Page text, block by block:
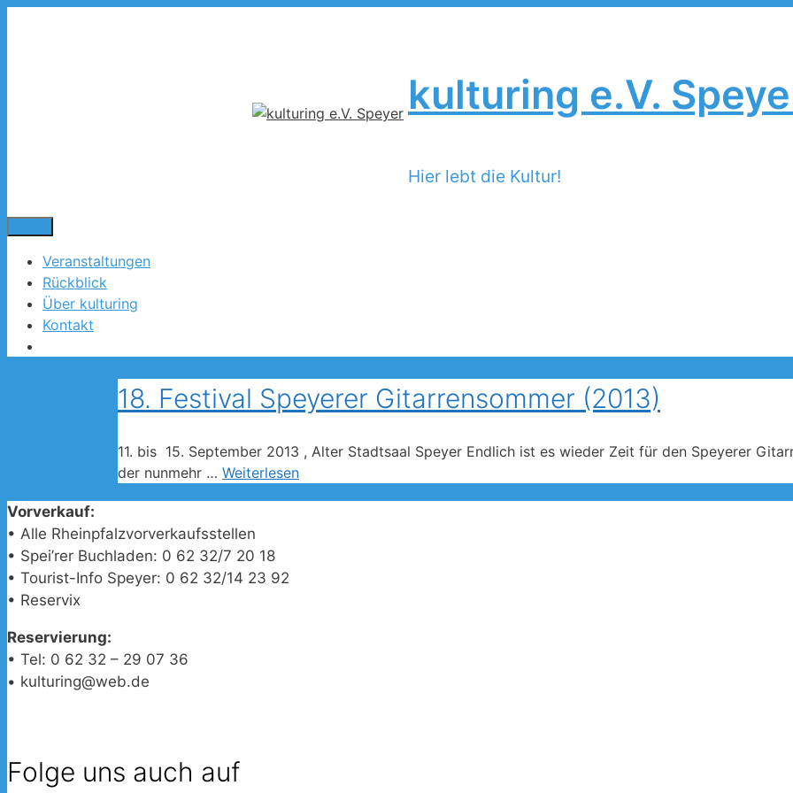
kulturing e.V.
Hier lebt die Kultur!
Veranstaltungen
Rückblick
Über kulturing
Kontakt
18. Festival Speyerer Gitarrensommer (2013)
11. bis 15. September 2013 , Alter Stadtsaal Speyer Endlich ist es wieder Zeit für den Speyerer
der nunmehr … Weiterlesen
Vorverkauf:
• Alle Rheinpfalzvorverkaufsstellen
• Spei’rer Buchladen: 0 62 32/7 20 18
• Tourist-Info Speyer: 0 62 32/14 23 92
• Reservix
Reservierung:
• Tel: 0 62 32 – 29 07 36
• kulturing@web.de
Folge uns auch auf